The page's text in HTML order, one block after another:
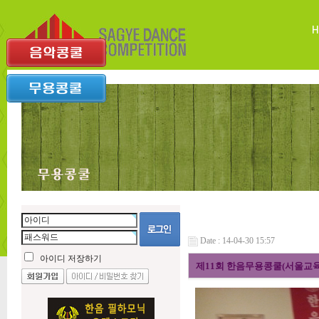
아이디 저장하기
Date : 14-04-30 15:57
제11회 한음무용콩쿨(서울교